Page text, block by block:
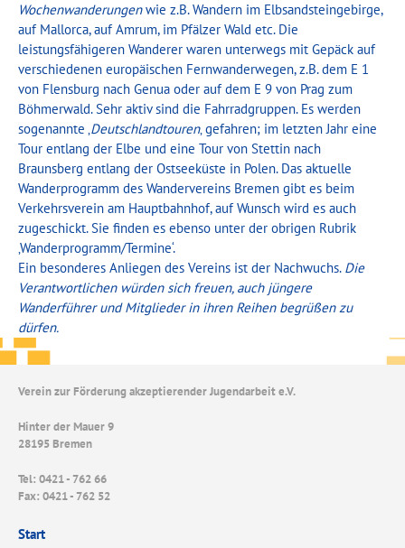
Wochenwanderungenwie z.B. Wandern im Elbsandsteingebirge,
auf Mallorca, auf Amrum, im Pfälzer Wald etc. Die
leistungsfähigeren Wanderer waren unterwegs mit Gepäck auf
verschiedenen europäischen Fernwanderwegen, z.B. dem E 1
von Flensburg nach Genua oder auf dem E 9 von Prag zum
Böhmerwald. Sehr aktiv sind die Fahrradgruppen. Es werden
sogenannte ‚Deutschlandtouren‚ gefahren; im letzten Jahr eine
Tour entlang der Elbe und eine Tour von Stettin nach
Braunsberg entlang der Ostseeküste in Polen. Das aktuelle
Wanderprogramm des Wandervereins Bremen gibt es beim
Verkehrsverein am Hauptbahnhof, auf Wunsch wird es auch
zugeschickt. Sie finden es ebenso unter der obrigen Rubrik
‚Wanderprogramm/Termine‘.
Ein besonderes Anliegen des Vereins ist der Nachwuchs. Die
Verantwortlichen würden sich freuen, auch jüngere
Wanderführer und Mitglieder in ihren Reihen begrüßen zu
dürfen.
Verein zur Förderung akzeptierender Jugendarbeit e.V.
Hinter der Mauer 9
28195 Bremen
Tel: 0421 - 762 66
Fax: 0421 - 762 52
Start